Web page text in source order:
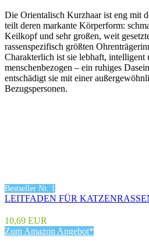
Die Orientalisch Kurzhaar ist eng mit
teilt deren markante Körperform:
Keilkopf und sehr großen, weit
rassenspezifisch größten
Charakterlich ist sie lebhaft, intelligent
menschenbezogen – ein ruhiges
entschädigt sie mit einer
Bezugspersonen.
Bestseller Nr. 1
LEITFADEN FÜR
10,69 EUR
Zum Amazon Angebot*